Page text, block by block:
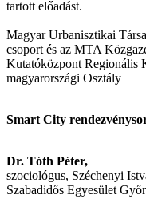
tartott előadást.
Magyar Urbanisztikai
csoport és az MTA
Kutatóközpont Regionális
magyarországi Osztály
Smart City
Dr. Tóth Péter,
szociológus, Széchenyi
Szabadidős Egyesület Győr